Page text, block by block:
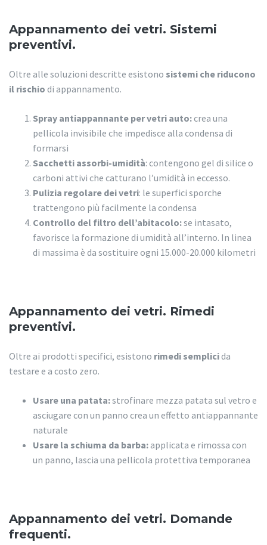
Appannamento dei vetri. Sistemi
preventivi.
Oltre alle soluzioni descritte esistono sistemi che riducono
il rischio di appannamento.
Spray antiappannante per vetri auto:crea una
pellicola invisibile che impedisce alla condensa di
formarsi
Sacchetti assorbi-umidità: contengono gel di silice o
carboni attivi che catturano l’umidità in eccesso.
Pulizia regolare dei vetri: le superfici sporche
trattengono più facilmente la condensa
Controllo del filtro dell’abitacolo:se intasato,
favorisce la formazione di umidità all’interno. In linea
di massima è da sostituire ogni 15.000-20.000 kilometri
Appannamento dei vetri. Rimedi
preventivi.
Oltre ai prodotti specifici, esistono rimedi semplicida
testare e a costo zero.
Usare una patata:strofinare mezza patata sul vetro e
asciugare con un panno crea un effetto antiappannante
naturale
Usare la schiuma da barba:applicata e rimossa con
un panno, lascia una pellicola protettiva temporanea
Appannamento dei vetri. Domande
frequenti.